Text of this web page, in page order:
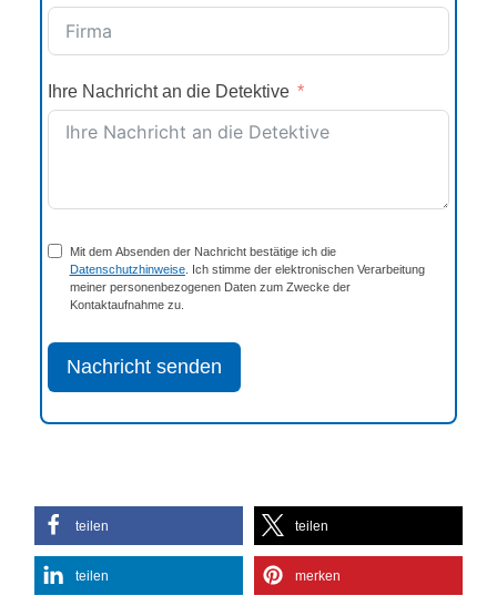
Ihre Nachricht an die Detektive
Mit dem Absenden der Nachricht bestätige ich die
Datenschutzhinweise. Ich stimme der elektronischen Verarbeitung
meiner personenbezogenen Daten zum Zwecke der
Kontaktaufnahme zu.
Nachricht senden
teilen teilen
teilen merken